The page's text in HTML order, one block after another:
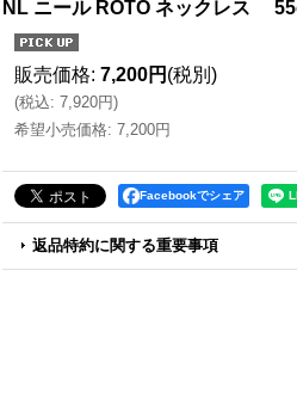
NL ニール ROTO ネックレス
販売価格: 7,200円 (税別)
(税込: 7,920円)
希望小売価格: 7,200円
Facebookでシェア
返品特約に関する重要事項